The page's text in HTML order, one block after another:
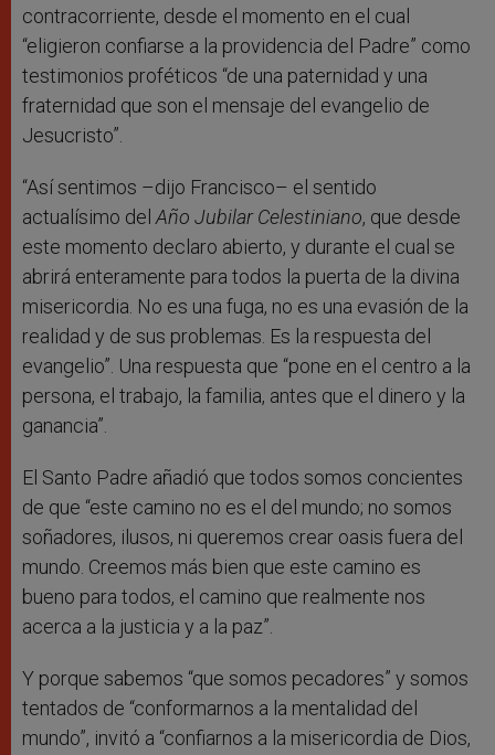
contracorriente, desde el momento en el cual
“eligieron confiarse a la providencia del Padre” como
testimonios proféticos “de una paternidad y una
fraternidad que son el mensaje del evangelio de
Jesucristo”.
“Así sentimos –dijo Francisco– el sentido
actualísimo delAño Jubilar Celestiniano, que desde
este momento declaro abierto, y durante el cual se
abrirá enteramente para todos la puerta de la divina
misericordia. No es una fuga, no es una evasión de la
realidad y de sus problemas. Es la respuesta del
evangelio”. Una respuesta que “pone en el centro a la
persona, el trabajo, la familia, antes que el dinero y la
ganancia”.
El Santo Padre añadió que todos somos concientes
de que “este camino no es el del mundo; no somos
soñadores, ilusos, ni queremos crear oasis fuera del
mundo. Creemos más bien que este camino es
bueno para todos, el camino que realmente nos
acerca a la justicia y a la paz”.
Y porque sabemos “que somos pecadores” y somos
tentados de “conformarnos a la mentalidad del
mundo”, invitó a “confiarnos a la misericordia de Dios,